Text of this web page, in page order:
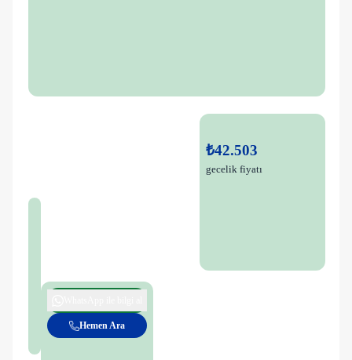
₺42.503
gecelik fiyatı
Hemen Ara